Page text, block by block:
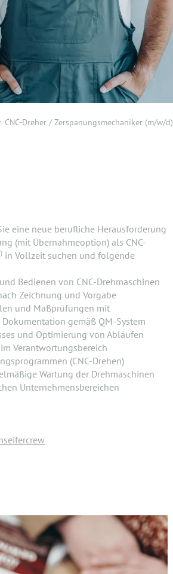
CNC-Dreher / Zerspanungsmechaniker (m/w/d)
eine neue berufliche Herausforderung
(mit Übernahmeoption) als CNC-
in Vollzeit suchen und folgende
Bedienen von CNC-Drehmaschinen
Zeichnung und Vorgabe
und Maßprüfungen mit
gemäß QM-System
und Optimierung von Abläufen
Verantwortungsbereich
(CNC-Drehen)
Wartung der Drehmaschinen
Unternehmensbereichen